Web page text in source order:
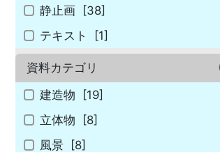
静止画 [38]
テキスト
[1]
資料カテゴリ
建造物
[19]
立体物
[8]
風景 [8]